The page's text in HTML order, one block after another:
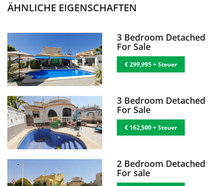
ÄHNLICHE EIGENSCHAFTEN
3 Bedroom Detached
For Sale
€ 299,995 + Steuer
3 Bedroom Detached
For Sale
€ 162,500 + Steuer
2 Bedroom Detached
For sale